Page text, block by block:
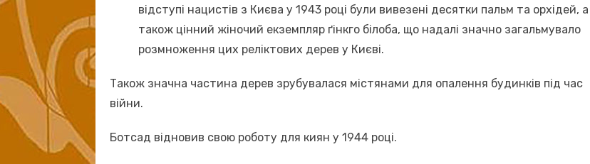
відступі нацистів з Києва у 1943 році були вивезені десятки пальм та орхідей, а
також цінний жіночий екземпляр ґінкго білоба, що надалі значно загальмувало
розмноження цих реліктових дерев у Києві.
Також значна частина дерев зрубувалася містянами для опалення будинків під час
війни.
Ботсад відновив свою роботу для киян у 1944 році.